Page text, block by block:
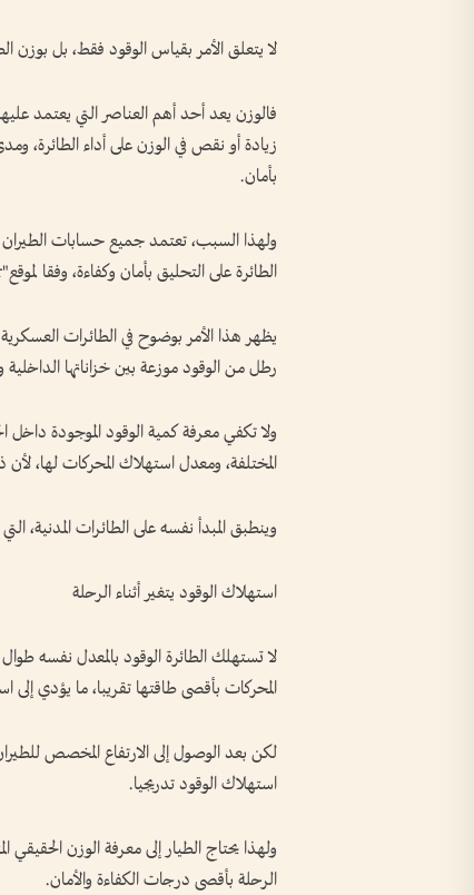
لا يتعلق الأمر بقياس الوقود فقط، بل بوزن
فالوزن يعد أحد أهم العناصر التي يعتمد
زيادة أو نقص في الوزن على أداء الطائرة،
بأمان.
ولهذا السبب، تعتمد جميع حسابات الطيران
الطائرة على التحليق بأمان وكفاءة، وفقا لموقع"slashgear".
رطل من الوقود موزعة بين خزاناتها الداخلية
ولا تكفي معرفة كمية الوقود الموجودة داخل
المختلفة، ومعدل استهلاك المحركات لها، لأن
وينطبق المبدأ نفسه على الطائرات
استهلاك الوقود يتغير أثناء الرحلة
لا تستهلك الطائرة الوقود بالمعدل نفسه
المحركات بأقصى طاقتها تقريبا، ما يؤدي
لكن بعد الوصول إلى الارتفاع المخصص
استهلاك الوقود تدريجيا.
ولهذا يحتاج الطيار إلى معرفة الوزن
الرحلة بأقصى درجات الكفاءة والأمان.